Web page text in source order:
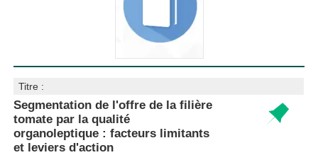
Titre :
Segmentation de l'offre de la filière
tomate par la qualité
organoleptique : facteurs limitants
et leviers d'action